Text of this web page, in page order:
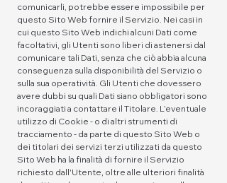
comunicarli, potrebbe essere impossibile per
questo Sito Web fornire il Servizio. Nei casi in
cui questo Sito Web indichi alcuni Dati come
facoltativi, gli Utenti sono liberi di astenersi dal
comunicare tali Dati, senza che ciò abbia alcuna
conseguenza sulla disponibilità del Servizio o
sulla sua operatività. Gli Utenti che dovessero
avere dubbi su quali Dati siano obbligatori sono
incoraggiati a contattare il Titolare. L’eventuale
utilizzo di Cookie - o di altri strumenti di
tracciamento - da parte di questo Sito Web o
dei titolari dei servizi terzi utilizzati da questo
Sito Web ha la finalità di fornire il Servizio
richiesto dall'Utente, oltre alle ulteriori finalità